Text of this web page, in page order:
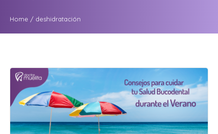
Home / deshidratación